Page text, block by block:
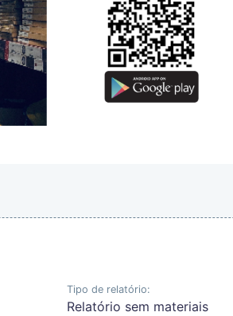
Tipo de relatório:
Relatório sem materiais